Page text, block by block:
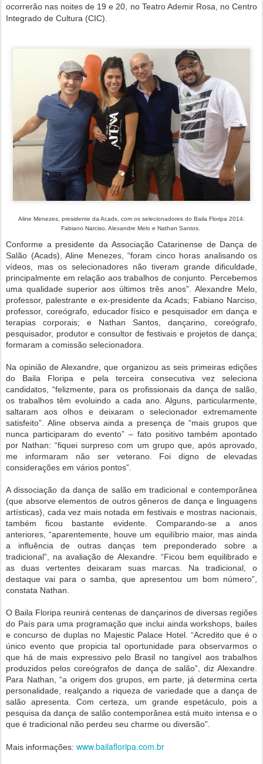
ocorrerão nas noites de 19 e 20, no Teatro Ademir Rosa, no Centro
Integrado de Cultura (CIC).
Aline Menezes, presidente da Acads, com os selecionadores do Baila Floripa 2014:
Fabiano Narciso, Alexandre Melo e Nathan Santos.
Conforme a presidente da Associação Catarinense de Dança de
Salão (Acads), Aline Menezes, “foram cinco horas analisando os
vídeos, mas os selecionadores não tiveram grande dificuldade,
principalmente em relação aos trabalhos de conjunto. Percebemos
uma qualidade superior aos últimos três anos”. Alexandre Melo,
professor, palestrante e ex-presidente da Acads; Fabiano Narciso,
professor, coreógrafo, educador físico e pesquisador em dança e
terapias corporais; e Nathan Santos, dançarino, coreógrafo,
pesquisador, produtor e consultor de festivais e projetos de dança;
formaram a comissão selecionadora.
Na opinião de Alexandre, que organizou as seis primeiras edições
do Baila Floripa e pela terceira consecutiva vez seleciona
candidatos, “felizmente, para os profissionais da dança de salão,
os trabalhos têm evoluindo a cada ano. Alguns, particularmente,
saltaram aos olhos e deixaram o selecionador extremamente
satisfeito”. Aline observa ainda a presença de “mais grupos que
nunca participaram do evento” – fato positivo também apontado
por Nathan: “fiquei surpreso com um grupo que, após aprovado,
me informaram não ser veterano. Foi digno de elevadas
considerações em vários pontos”.
A dissociação da dança de salão em tradicional e contemporânea
(que absorve elementos de outros gêneros de dança e linguagens
artísticas), cada vez mais notada em festivais e mostras nacionais,
também ficou bastante evidente. Comparando-se a anos
anteriores, “aparentemente, houve um equilíbrio maior, mas ainda
a influência de outras danças tem preponderado sobre a
tradicional”, na avaliação de Alexandre. “Ficou bem equilibrado e
as duas vertentes deixaram suas marcas. Na tradicional, o
destaque vai para o samba, que apresentou um bom número”,
constata Nathan.
O Baila Floripa reunirá centenas de dançarinos de diversas regiões
do País para uma programação que inclui ainda workshops, bailes
e concurso de duplas no Majestic Palace Hotel. “Acredito que é o
único evento que propicia tal oportunidade para observarmos o
que há de mais expressivo pelo Brasil no tangível aos trabalhos
produzidos pelos coreógrafos de dança de salão”, diz Alexandre.
Para Nathan, “a origem dos grupos, em parte, já determina certa
personalidade, realçando a riqueza de variedade que a dança de
salão apresenta. Com certeza, um grande espetáculo, pois a
pesquisa da dança de salão contemporânea está muito intensa e o
que é tradicional não perdeu seu charme ou diversão”.
Mais informações: www.bailafloripa.com.br